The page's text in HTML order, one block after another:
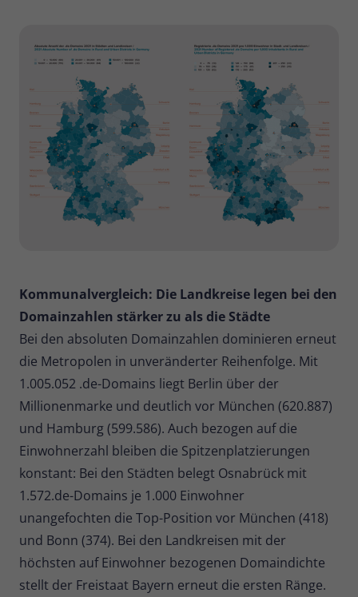
Kommunalvergleich: Die Landkreise legen bei den
Domainzahlen stärker zu als die Städte
Bei den absoluten Domainzahlen dominieren erneut
die Metropolen in unveränderter Reihenfolge. Mit
1.005.052 .de-Domains liegt Berlin über der
Millionenmarke und deutlich vor München (620.887)
und Hamburg (599.586). Auch bezogen auf die
Einwohnerzahl bleiben die Spitzenplatzierungen
konstant: Bei den Städten belegt Osnabrück mit
1.572.de-Domains je 1.000 Einwohner
unangefochten die Top-Position vor München (418)
und Bonn (374). Bei den Landkreisen mit der
höchsten auf Einwohner bezogenen Domaindichte
stellt der Freistaat Bayern erneut die ersten Ränge.